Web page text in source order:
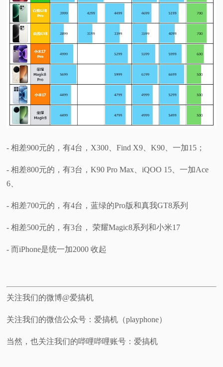
- 相差900元的，有4台，X300、Find X9、K90、一加15；
- 相差800元的，有3台，K90 Pro Max、iQOO 15、一加Ace
6、
- 相差700元的，有4台，蓝绿的Pro版和真我GT8系列
- 相差500元的，有3台， 荣耀Magic8系列和小米17
- 而iPhone是统一加2000 收起
关注我们的微博@爱搞机
关注我们的微信公众号：爱搞机（playphone）
当然，也关注我们的哔哩哔哩账号：爱搞机